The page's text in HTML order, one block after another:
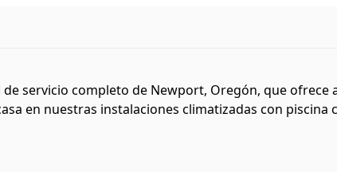
servicio completo de Newport, Oregón, que
en nuestras instalaciones climatizadas con piscina